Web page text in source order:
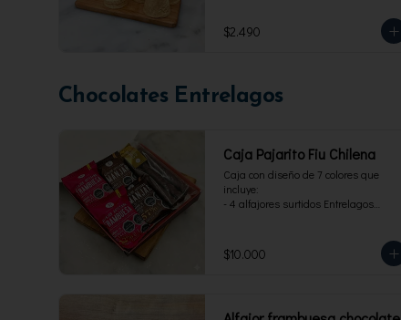
$2.490
Chocolates Entrelagos
Caja Pajarito Fiu Chilena
Caja con diseño de 7 colores que
incluye:
- 4 alfajores surtidos Entrelagos
$10.000